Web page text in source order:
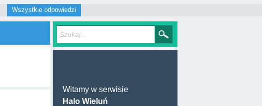
Wszystkie odpowiedzi
Witamy w serwisie
Halo Wieluń